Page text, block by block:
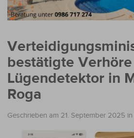
bestätigte
Lügendetektor in
Roga
Geschrieben am 21. September 2025 in